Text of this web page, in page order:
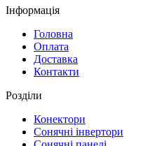
Інформація
Головна
Оплата
Доставка
Контакти
Розділи
Конектори
Сонячні інвертори